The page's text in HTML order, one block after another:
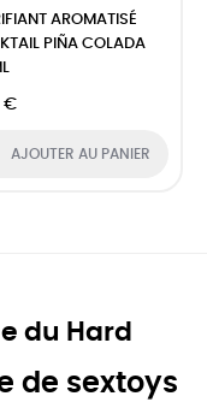
AROMATISÉ
PIÑA COLADA
€
AJOUTER AU PANIER
du Hard
de sextoys